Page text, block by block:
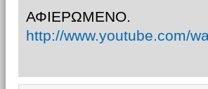
ΑΦΙΕΡΩΜΕΝΟ.
http://www.youtube.com/